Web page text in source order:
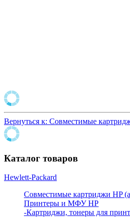
Вернуться к: Совместимые
Каталог товаров
Hewlett-Packard
Совместимые картриджи HP
Принтеры и МФУ HP
-Картриджи, тонеры для